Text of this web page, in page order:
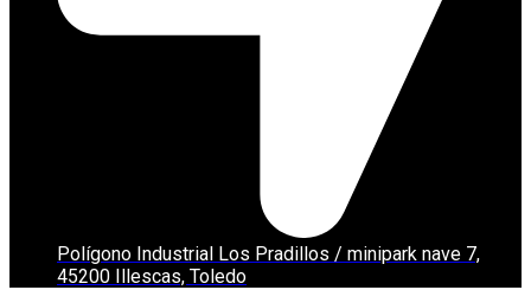
Polígono Industrial Los Pradillos / minipark nave 7,
45200 Illescas, Toledo